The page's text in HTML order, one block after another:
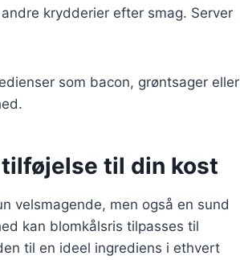
krydderier efter smag. Server
som bacon, grøntsager eller
til din kost
velsmagende, men også en sund
kan blomkålsris tilpasses til
til en ideel ingrediens i ethvert